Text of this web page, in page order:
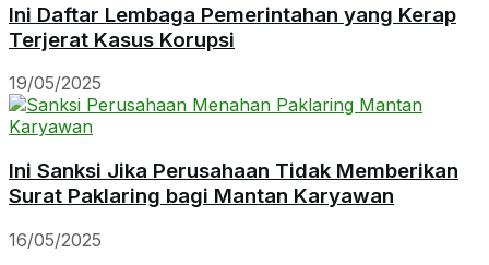
Ini Daftar Lembaga Pemerintahan yang Kerap
Terjerat Kasus Korupsi
19/05/2025
Ini Sanksi Jika Perusahaan Tidak Memberikan
Surat Paklaring bagi Mantan Karyawan
16/05/2025